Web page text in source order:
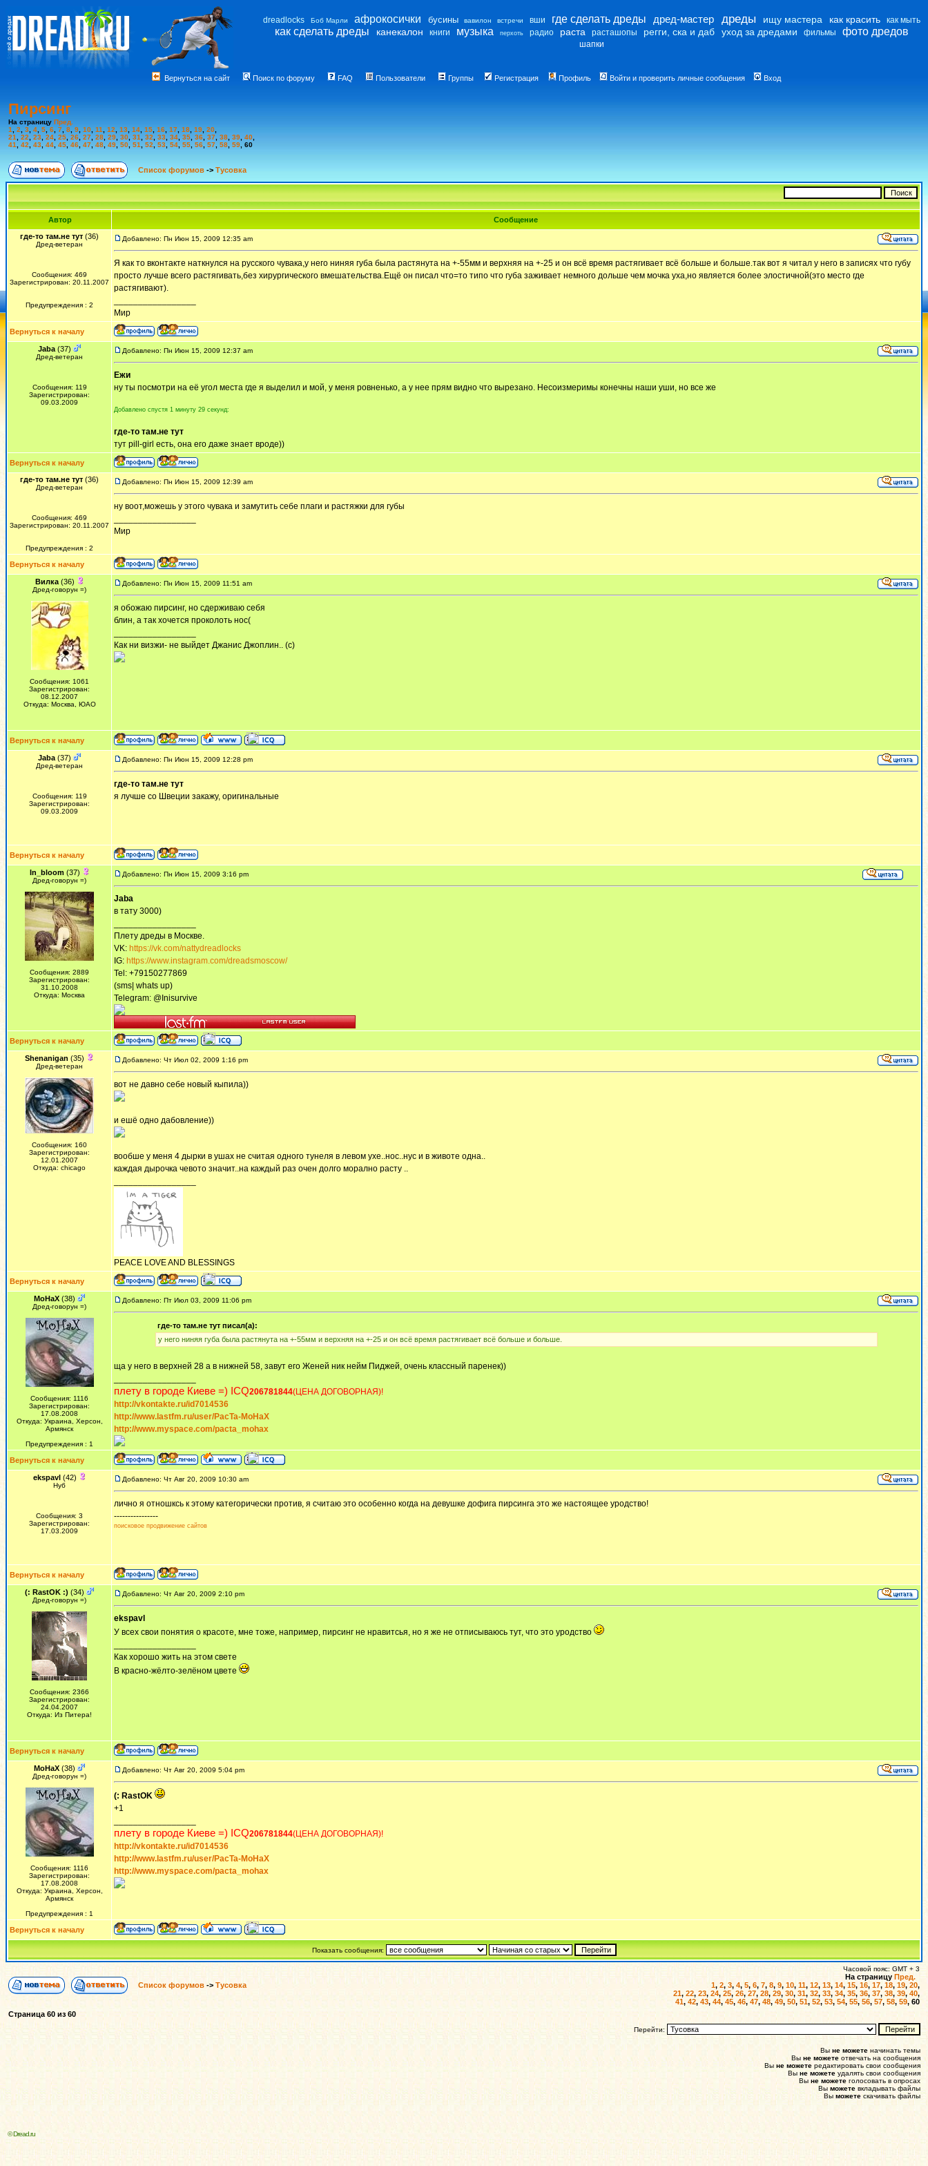
dreadlocks Боб Марли афрокосички бусины вавилон встречи вши где сделать дреды дред-мастер дреды ищу мастера как красить как мыть
как сделать дреды канекалон книги музыка перхоть радио раста расташопы регги, ска и даб уход за дредами фильмы фото дредов
шапки
Вернуться на сайт Поиск по форуму FAQ Пользователи Группы Регистрация Профиль Войти и проверить личные сообщения Вход
Пирсинг
На страницу Пред.
1
2 3 4 5 6 7 8 9 10 11 12 13 14 15 16 17 18 19 20
21
22 23 24 25 26 27 28 29 30 31 32 33 34 35 36 37 38 39 40
41
42 43 44 45 46 47 48 49 50 51 52 53 54 55 56 57 58 59 60
Список форумов -> Тусовка
Автор
Сообщение
где-то там.не тут (36)
Дред-ветеран
Сообщения: 469
Зарегистрирован: 20.11.2007
Предупреждения : 2
Добавлено: Пн Июн 15, 2009 12:35 am
Я как то вконтакте наткнулся на русского чувака,у него ниняя губа была растянута на +-55мм и верхняя на +-25 и он всё время растягивает всё больше и больше.так вот я читал у него в записях что губу
просто лучше всего растягивать,без хирургического вмешательства.Ещё он писал что=то типо что губа заживает немного дольше чем мочка уха,но является более элостичной(это место где
растягивают).
Мир
Вернуться к началу
Jaba (37)
Дред-ветеран
Сообщения: 119
Зарегистрирован:
09.03.2009
Добавлено: Пн Июн 15, 2009 12:37 am
Ежи
ну ты посмотри на её угол места где я выделил и мой, у меня ровненько, а у нее прям видно что вырезано. Несоизмеримы конечны наши уши, но все же
Добавлено спустя 1 минуту 29 секунд:
где-то там.не тут
тут pill-girl есть, она его даже знает вроде))
Вернуться к началу
где-то там.не тут (36)
Дред-ветеран
Сообщения: 469
Зарегистрирован: 20.11.2007
Предупреждения : 2
Добавлено: Пн Июн 15, 2009 12:39 am
ну воот,можешь у этого чувака и замутить себе плаги и растяжки для губы
Мир
Вернуться к началу
Вилка(36)
Дред-говорун =)
Сообщения: 1061
Зарегистрирован:
08.12.2007
Откуда: Москва, ЮАО
Добавлено: Пн Июн 15, 2009 11:51 am
я обожаю пирсинг, но сдерживаю себя
блин, а так хочется проколоть нос(
Как ни визжи- не выйдет Джанис Джоплин.. (с)
Вернуться к началу
Jaba (37)
Дред-ветеран
Сообщения: 119
Зарегистрирован:
09.03.2009
Добавлено: Пн Июн 15, 2009 12:28 pm
где-то там.не тут
я лучше со Швеции закажу, оригинальные
Вернуться к началу
In_bloom(37)
Дред-говорун =)
Сообщения: 2889
Зарегистрирован:
31.10.2008
Откуда: Москва
Добавлено: Пн Июн 15, 2009 3:16 pm
Jaba
в тату 3000)
Плету дреды в Москве.
VK: https://vk.com/nattydreadlocks
IG: https://www.instagram.com/dreadsmoscow/
Tel: +79150277869
(sms| whats up)
Telegram: @Inisurvive
Вернуться к началу
Shenanigan (35)
Дред-ветеран
Сообщения: 160
Зарегистрирован:
12.01.2007
Откуда: chicago
Добавлено: Чт Июл 02, 2009 1:16 pm
вот не давно себе новый кыпила))
и ешё одно дабовление))
вообше у меня 4 дырки в ушах не считая одного тунеля в левом ухе..нос..нус и в животе одна..
каждая дырочка чевото значит..на каждый раз очен долго морално расту ..
PEACE LOVE AND BLESSINGS
Вернуться к началу
MoHaX (38)
Дред-говорун =)
Сообщения: 1116
Зарегистрирован:
17.08.2008
Откуда: Украина, Херсон,
Армянск
Предупреждения : 1
Добавлено: Пт Июл 03, 2009 11:06 pm
где-то там.не тут писал(а):
у него ниняя губа была растянута на +-55мм и верхняя на +-25 и он всё время растягивает всё больше и больше.
ща у него в верхней 28 а в нижней 58, завут его Женей ник нейм Пиджей, очень классный паренек))
плету в городе Киеве =) ICQ206781844(ЦЕНА ДОГОВОРНАЯ)!
http://vkontakte.ru/id7014536
http://www.lastfm.ru/user/PacTa-MoHaX
http://www.myspace.com/pacta_mohax
Вернуться к началу
ekspavl(42)
Нуб
Сообщения: 3
Зарегистрирован:
17.03.2009
Добавлено: Чт Авг 20, 2009 10:30 am
лично я отношксь к этому категорически против, я считаю это особенно когда на девушке дофига пирсинга это же настоящее уродство!
----------------
поисковое продвижение сайтов
Вернуться к началу
(: RastOK :) (34)
Дред-говорун =)
Сообщения: 2366
Зарегистрирован:
24.04.2007
Откуда: Из Питера!
Добавлено: Чт Авг 20, 2009 2:10 pm
ekspavl
У всех свои понятия о красоте, мне тоже, например, пирсинг не нравитсья, но я же не отписываюсь тут, что это уродство
Как хорошо жить на этом свете
В красно-жёлто-зелёном цвете
Вернуться к началу
MoHaX (38)
Дред-говорун =)
Сообщения: 1116
Зарегистрирован:
17.08.2008
Откуда: Украина, Херсон,
Армянск
Предупреждения : 1
Добавлено: Чт Авг 20, 2009 5:04 pm
(: RastOK
+1
плету в городе Киеве =) ICQ206781844(ЦЕНА ДОГОВОРНАЯ)!
http://vkontakte.ru/id7014536
http://www.lastfm.ru/user/PacTa-MoHaX
http://www.myspace.com/pacta_mohax
Вернуться к началу
Показать сообщения:
Список форумов -> Тусовка
Часовой пояс: GMT + 3
На страницу Пред.
1, 2, 3, 4, 5, 6, 7, 8, 9, 10, 11, 12, 13, 14, 15, 16, 17, 18, 19, 20,
21, 22, 23, 24, 25, 26, 27, 28, 29, 30, 31, 32, 33, 34, 35, 36, 37, 38, 39, 40,
41, 42, 43, 44, 45, 46, 47, 48, 49, 50, 51, 52, 53, 54, 55, 56, 57, 58, 59, 60
Страница 60 из 60
Перейти:
Вы не можете начинать темы
Вы не можетеотвечать на сообщения
Вы не можете редактировать свои сообщения
Вы не можете удалять свои сообщения
Вы не можете голосовать в опросах
Вы можете вкладывать файлы
Выможетескачивать файлы
© Dread.ru